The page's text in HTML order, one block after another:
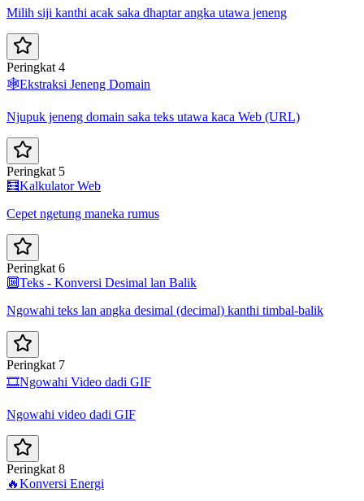
Milih siji kanthi acak saka dhaptar angka utawa jeneng
Peringkat 4
🕸️Ekstraksi Jeneng Domain
Njupuk jeneng domain saka teks utawa kaca Web (URL)
Peringkat 5
🧮Kalkulator Web
Cepet ngetung maneka rumus
Peringkat 6
🔟Teks - Konversi Desimal lan Balik
Ngowahi teks lan angka desimal (decimal) kanthi timbal-balik
Peringkat 7
🎞️Ngowahi Video dadi GIF
Ngowahi video dadi GIF
Peringkat 8
🔥Konversi Energi